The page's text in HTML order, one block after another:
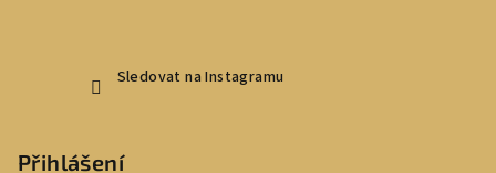
Sledovat na Instagramu
Přihlášení